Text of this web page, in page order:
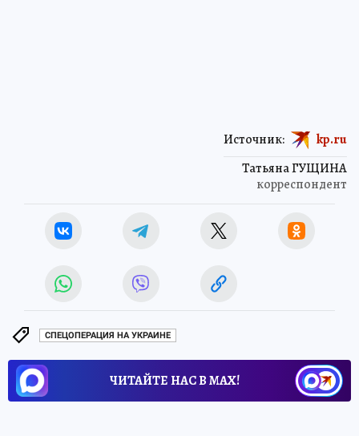
Татьяна ГУЩИНА
корреспондент
Источник: kp.ru
СПЕЦОПЕРАЦИЯ НА УКРАИНЕ
ЧИТАЙТЕ НАС В МАХ!